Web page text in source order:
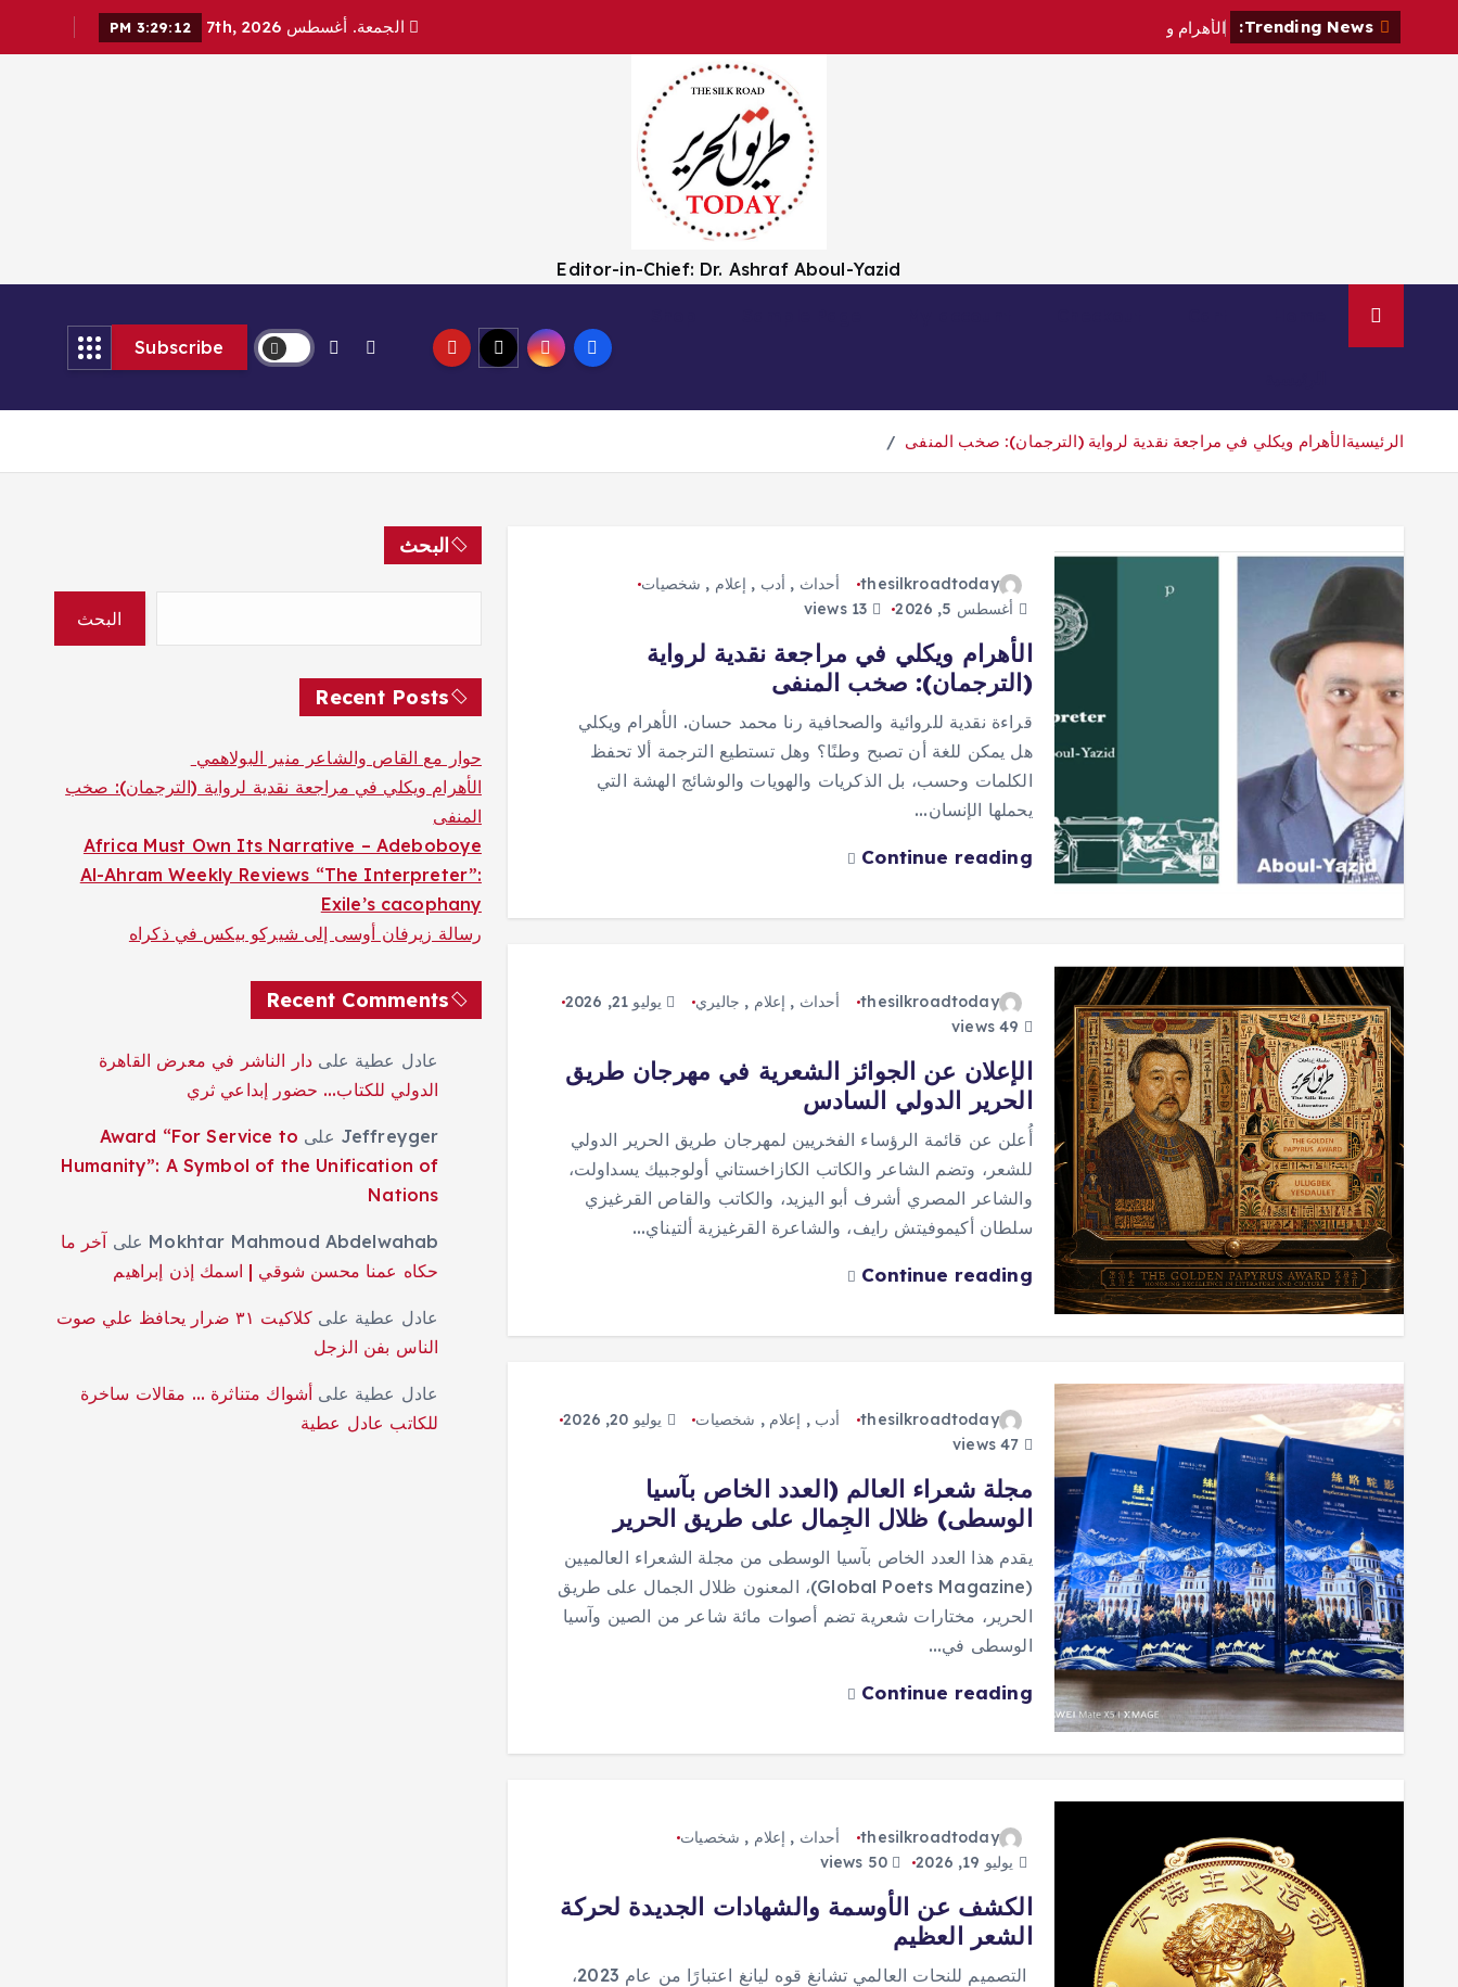
الأهر ام و الجمعة. أغسطس 7th, 2026 3:29:14 PM
Editor-in-Chief: Dr. Ashraf Aboul-Yazid
Subscribe
الرئيسيةالأهرام ويكلي في مراجعة نقدية لرواية (الترجمان): صخب المنفى
thesilkroadtoday أحداث , أدب , إعلام , شخصيات
أغسطس 5, 2026
الأهرام ويكلي في مراجعة نقدية لرواية
(الترجمان): صخب المنفى
قراءة نقدية للروائية والصحافية رنا محمد حسان. الأهرام ويكلي
هل يمكن للغة أن تصبح وطنًا؟ وهل تستطيع الترجمة ألا تحفظ
الكلمات وحسب، بل الذكريات والهويات والوشائج الهشة التي
يحملها الإنسان…
Continue reading
thesilkroadtoday أحداث , إعلام , جاليري
يوليو 21, 2026
الإعلان عن الجوائز الشعرية في مهرجان طريق
الحرير الدولي السادس
أُعلن عن قائمة الرؤساء الفخريين لمهرجان طريق الحرير الدولي
للشعر، وتضم الشاعر والكاتب الكازاخستاني أولوجبيك يسداولت،
والشاعر المصري أشرف أبو اليزيد، والكاتب والقاص القرغيزي
سلطان أكيموفيتش رايف، والشاعرة القرغيزية ألتيناي…
Continue reading
thesilkroadtoday أدب , إعلام , شخصيات
يوليو 20, 2026
مجلة شعراء العالم (العدد الخاص بآسيا
الوسطى) ظلال الجِمال على طريق الحرير
يقدم هذا العدد الخاص بآسيا الوسطى من مجلة الشعراء العالميين
(Global Poets Magazine)، المعنون ظلال الجمال على طريق
الحرير، مختارات شعرية تضم أصوات مائة شاعر من الصين وآسيا
الوسطى في…
Continue reading
thesilkroadtoday أحداث , إعلام , شخصيات
يوليو 19, 2026
الكشف عن الأوسمة والشهادات الجديدة لحركة
الشعر العظيم
التصميم للنحات العالمي تشانغ قوه ليانغ اعتبارًا من عام 2023،
البحث
البحث
Recent Posts
حوار مع القاص والشاعر منير البولاهمي
الأهرام ويكلي في مراجعة نقدية لرواية (الترجمان): صخب
المنفى
Africa Must Own Its Narrative – Adeboboye
Al-Ahram Weekly Reviews “The Interpreter”:
Exile’s cacophany
رسالة زيرفان أوسى إلى شيركو بيكس في ذكراه
Recent Comments
عادل عطية على دار الناشر في معرض القاهرة
الدولي للكتاب… حضور إبداعي ثري
Jeffreyger على Award “For Service to
Humanity”: A Symbol of the Unification of
Nations
Mokhtar Mahmoud Abdelwahab على آخر ما
حكاه عمنا محسن شوقي | اسمك إذن إبراهيم
عادل عطية على
كلاكيت ٣١ ضرار يحافظ علي صوت
الناس بفن الزجل
عادل عطية على أشواك متناثرة … مقالات ساخرة
للكاتب عادل عطية